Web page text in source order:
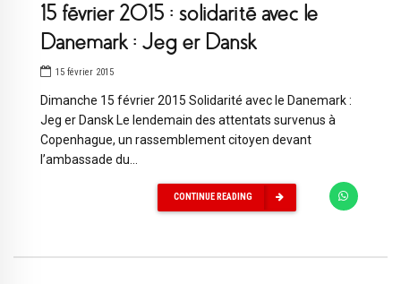
15 février 2015 : solidarité avec le
Danemark : Jeg er Dansk
15 février 2015
Dimanche 15 février 2015 Solidarité avec le Danemark :
Jeg er Dansk Le lendemain des attentats survenus à
Copenhague, un rassemblement citoyen devant
l’ambassade du...
CONTINUE READING